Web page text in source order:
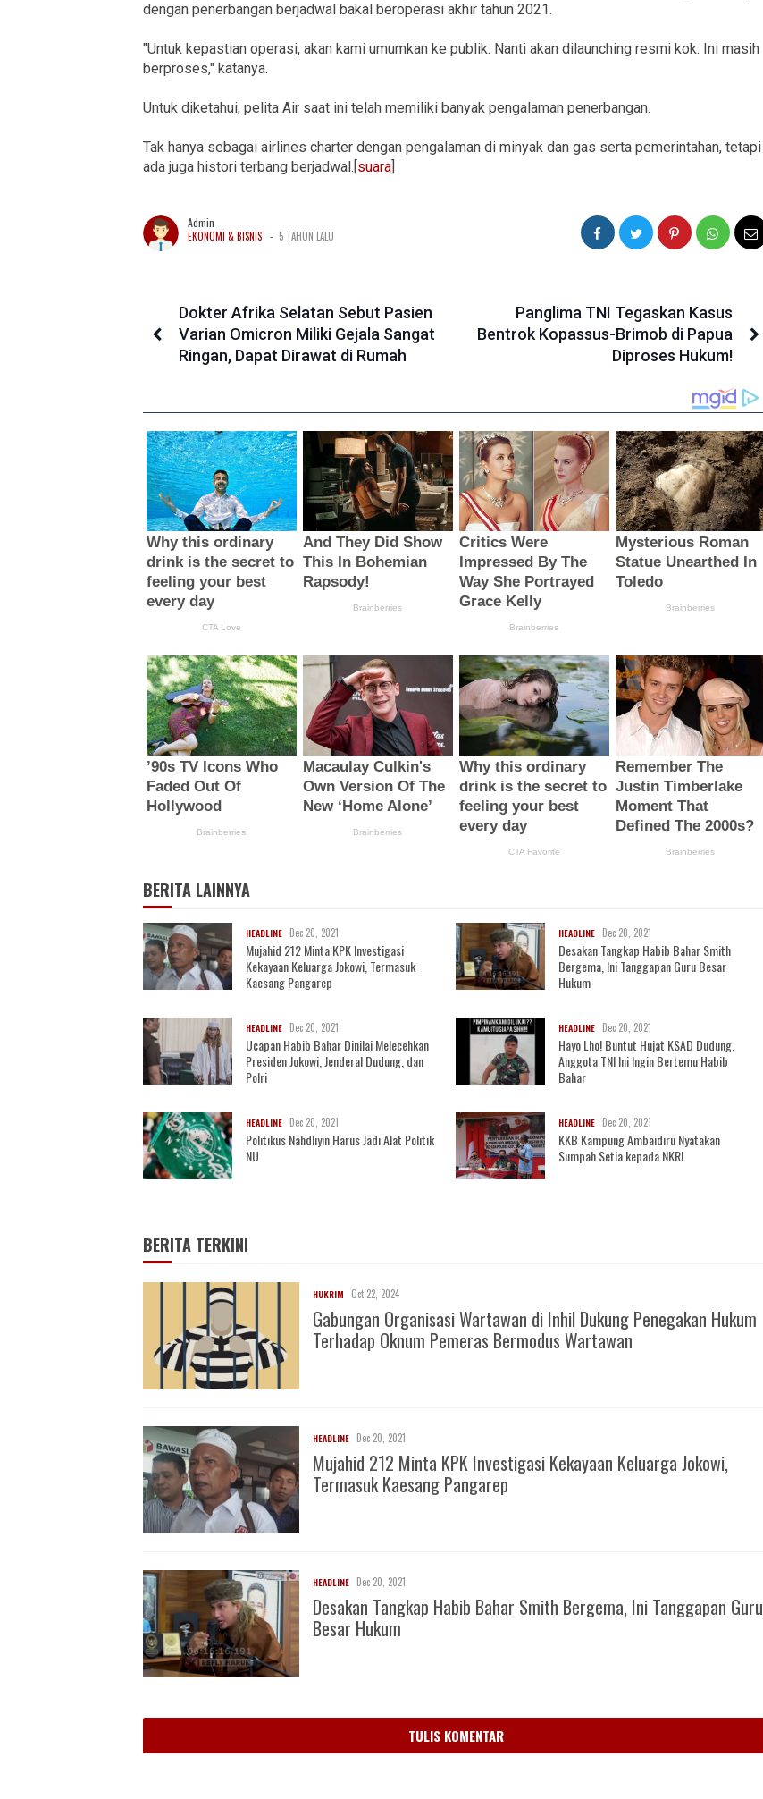
dengan penerbangan berjadwal bakal beroperasi akhir tahun 2021.
"Untuk kepastian operasi, akan kami umumkan ke publik. Nanti akan dilaunching resmi kok. Ini masih
berproses," katanya.
Untuk diketahui, pelita Air saat ini telah memiliki banyak pengalaman penerbangan.
Tak hanya sebagai airlines charter dengan pengalaman di minyak dan gas serta pemerintahan, tetapi
ada juga histori terbang berjadwal.[ suara
Admin
EKONOMI & BISNIS - 5 TAHUN LALU
Dokter Afrika Selatan Sebut Pasien
Varian Omicron Miliki Gejala Sangat
Ringan, Dapat Dirawat di Rumah
Panglima TNI Tegaskan Kasus
Bentrok Kopassus-Brimob di Papua
Diproses Hukum!
BERITA LAINNYA
HEADLINE Dec 20, 2021
Mujahid 212 Minta KPK Investigasi
Kekayaan Keluarga Jokowi, Termasuk
Kaesang Pangarep
HEADLINE Dec 20, 2021
Desakan Tangkap Habib Bahar Smith
Bergema, Ini Tanggapan Guru Besar
Hukum
HEADLINE Dec 20, 2021
Ucapan Habib Bahar Dinilai Melecehkan
Presiden Jokowi, Jenderal Dudung, dan
Polri
HEADLINE Dec 20, 2021
Hayo Lho! Buntut Hujat KSAD Dudung,
Anggota TNI Ini Ingin Bertemu Habib
Bahar
HEADLINE Dec 20, 2021
Politikus Nahdliyin Harus Jadi Alat Politik
NU
HEADLINE Dec 20, 2021
KKB Kampung Ambaidiru Nyatakan
Sumpah Setia kepada NKRI
BERITA TERKINI
HUKRIM Oct 22, 2024
Gabungan Organisasi Wartawan di Inhil Dukung Penegakan Hukum
Terhadap Oknum Pemeras Bermodus Wartawan
HEADLINE Dec 20, 2021
Mujahid 212 Minta KPK Investigasi Kekayaan Keluarga Jokowi,
Termasuk Kaesang Pangarep
HEADLINE Dec 20, 2021
Desakan Tangkap Habib Bahar Smith Bergema, Ini Tanggapan Guru
Besar Hukum
TULIS KOMENTAR